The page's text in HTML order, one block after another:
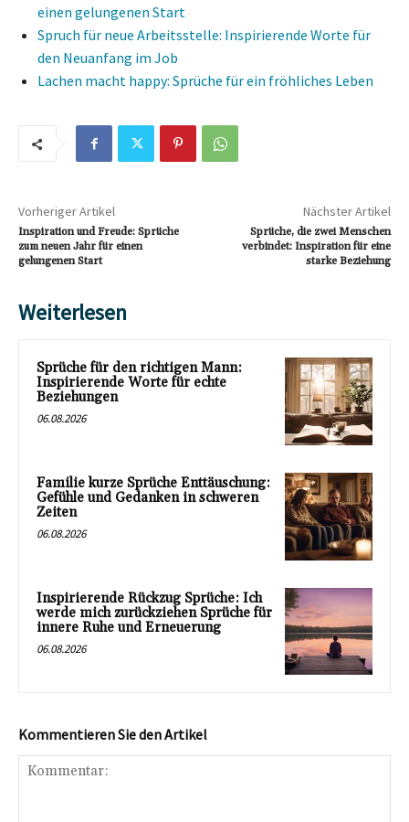
einen gelungenen Start
Spruch für neue Arbeitsstelle: Inspirierende Worte für
den Neuanfang im Job
Lachen macht happy: Sprüche für ein fröhliches Leben
Vorheriger Artikel
Inspiration und Freude: Sprüche
zum neuen Jahr für einen
gelungenen Start
Nächster Artikel
Sprüche, die zwei Menschen
verbindet: Inspiration für eine
starke Beziehung
Weiterlesen
Sprüche für den richtigen Mann:
Inspirierende Worte für echte
Beziehungen
06.08.2026
Familie kurze Sprüche Enttäuschung:
Gefühle und Gedanken in schweren
Zeiten
06.08.2026
Inspirierende Rückzug Sprüche: Ich
werde mich zurückziehen Sprüche für
innere Ruhe und Erneuerung
06.08.2026
Kommentieren Sie den Artikel